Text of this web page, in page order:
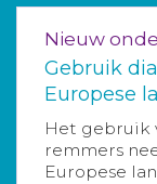
Nieuw
Gebruik
Europese
Het gebruik
remmers
Europese